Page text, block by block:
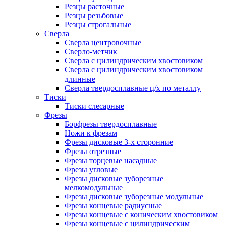
Резцы расточные
Резцы резьбовые
Резцы строгальные
Сверла
Сверла центровочные
Сверло-метчик
Сверла с цилиндрическим хвостовиком
Сверла с цилиндрическим хвостовиком
длинные
Сверла твердосплавные ц/х по металлу
Тиски
Тиски слесарные
Фрезы
Борфрезы твердосплавные
Ножи к фрезам
Фрезы дисковые 3-х сторонние
Фрезы отрезные
Фрезы торцевые насадные
Фрезы угловые
Фрезы дисковые зуборезные
мелкомодульные
Фрезы дисковые зуборезные модульные
Фрезы концевые радиусные
Фрезы концевые с коническим хвостовиком
Фрезы концевые с цилиндрическим